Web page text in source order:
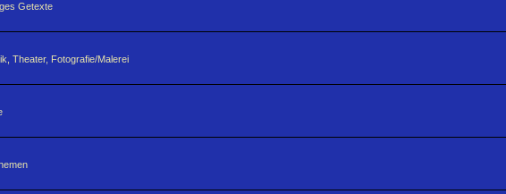
Getexte
Theater, Fotografie/Malerei